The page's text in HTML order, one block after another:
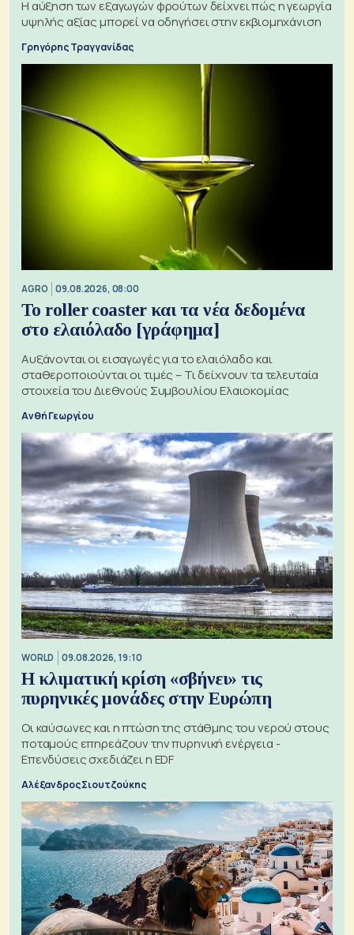
Η αύξηση των εξαγωγών φρούτων δείχνει πώς η γεωργία
υψηλής αξίας μπορεί να οδηγήσει στην εκβιομηχάνιση
Γρηγόρης Τραγγανίδας
AGRO 09.08.2026, 08:00
Το roller coaster και τα νέα δεδομένα
στο ελαιόλαδο [γράφημα]
Αυξάνονται οι εισαγωγές για το ελαιόλαδο και
σταθεροποιούνται οι τιμές – Τι δείχνουν τα τελευταία
στοιχεία του Διεθνούς Συμβουλίου Ελαιοκομίας
Ανθή Γεωργίου
WORLD 09.08.2026, 19:10
Η κλιματική κρίση «σβήνει» τις
πυρηνικές μονάδες στην Ευρώπη
Οι καύσωνες και η πτώση της στάθμης του νερού στους
ποταμούς επηρεάζουν την πυρηνική ενέργεια -
Επενδύσεις σχεδιάζει η EDF
Αλέξανδρος Σιουτζούκης